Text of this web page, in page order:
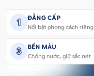
1 ĐẲNG CẤP
Nổi bật phong cách riêng
3 BỀN MÀU
Chống nước, giữ sắc nét